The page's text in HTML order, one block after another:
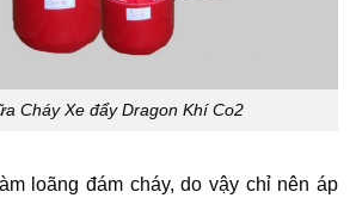
Cháy Xe đẩy Dragon Khí Co2
loãng đám cháy, do vậy chỉ nên áp